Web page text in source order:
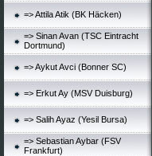
=> Attila Atik (BK Häcken)
=> Sinan Avan (TSC Eintracht
Dortmund)
=> Aykut Avci (Bonner SC)
=> Erkut Ay (MSV Duisburg)
=> Salih Ayaz (Yesil Bursa)
=> Sebastian Aybar (FSV
Frankfurt)